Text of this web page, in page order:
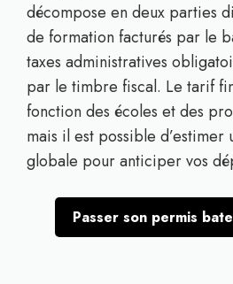
décompose en deux parties
de formation facturés par le
taxes administratives
par le timbre fiscal. Le tarif
fonction des écoles et des
mais il est possible d’estimer
globale pour anticiper vos
Passer son permis